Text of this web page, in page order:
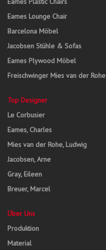
Eames Lounge Chair
Barcelona Möbel
Jacobsen Stühle & Sofas
Eames Plywood Möbel
Freischwinger Mies van der Rohe
Top Designer
Le Corbusier
Eames, Charles
Mies van der Rohe, Ludwig
Jacobsen, Arne
Gray, Eileen
Breuer, Marcel
Über Uns
Produktion
Material